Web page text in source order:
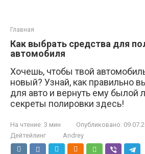
Главная
Как выбрать средства для
автомобиля
Хочешь, чтобы твой
новый? Узнай, как правильно
для авто и вернуть ему былой
секреты полировки здесь!
На чтение: 3 мин Опубликовано:
Дейтейлинг
Andrey